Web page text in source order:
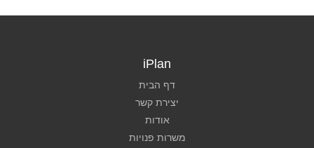
iPlan
דף הבית
יצירת קשר
אודות
משרות פנויות